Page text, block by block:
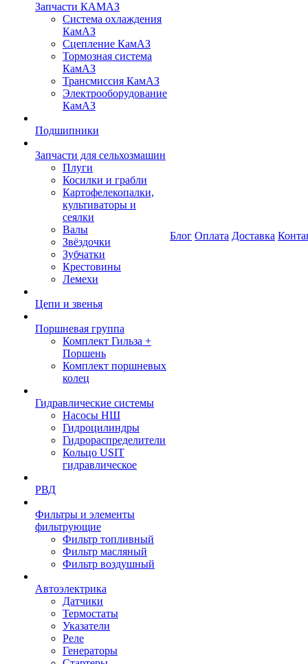
Запчасти КАМАЗ
Система охлаждения
КамАЗ
Сцепление КамАЗ
Тормозная система
КамАЗ
Трансмиссия КамАЗ
Электрооборудование
КамАЗ
Подшипники
Запчасти для сельхозмашин
Плуги
Косилки и грабли
Картофелекопалки,
культиваторы и
сеялки
Валы
Звёздочки
Зубчатки
Крестовины
Лемехи
Цепи и звенья
Поршневая группа
Комплект Гильза +
Поршень
Комплект поршневых
колец
Гидравлические системы
Насосы НШ
Гидроцилиндры
Гидрораспределители
Кольцо USIT
гидравлическое
РВД
Фильтры и элементы
фильтрующие
Фильтр топливный
Фильтр масляный
Фильтр воздушный
Автоэлектрика
Датчики
Термостаты
Указатели
Реле
Генераторы
Блог Оплата Доставка